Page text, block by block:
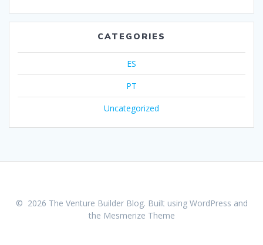
CATEGORIES
ES
PT
Uncategorized
© 2026 The Venture Builder Blog. Built using WordPress and
the Mesmerize Theme